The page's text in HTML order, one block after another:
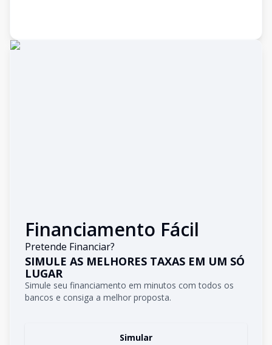
Financiamento Fácil
Pretende Financiar?
SIMULE AS MELHORES TAXAS EM UM SÓ
LUGAR
Simule seu financiamento em minutos com todos os
bancos e consiga a melhor proposta.
Simular